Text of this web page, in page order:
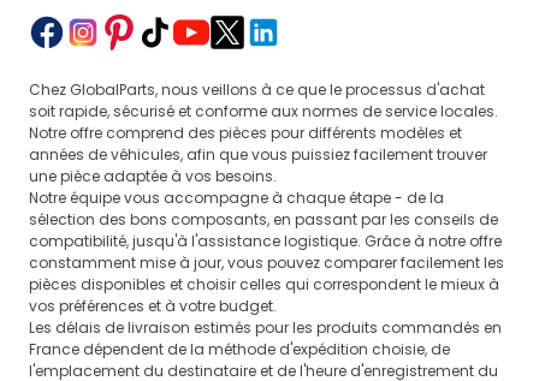
Chez GlobalParts, nous veillons à ce que le processus d'achat
soit rapide, sécurisé et conforme aux normes de service locales.
Notre offre comprend des pièces pour différents modèles et
années de véhicules, afin que vous puissiez facilement trouver
une pièce adaptée à vos besoins.
Notre équipe vous accompagne à chaque étape - de la
sélection des bons composants, en passant par les conseils de
compatibilité, jusqu'à l'assistance logistique. Grâce à notre offre
constamment mise à jour, vous pouvez comparer facilement les
pièces disponibles et choisir celles qui correspondent le mieux à
vos préférences et à votre budget.
Les délais de livraison estimés pour les produits commandés en
France dépendent de la méthode d'expédition choisie, de
l'emplacement du destinataire et de l'heure d'enregistrement du